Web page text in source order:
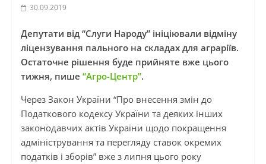
30.09.2019
Депутати від “Слуги Народу” ініціювали відміну
ліцензування пального на складах для аграріїв.
Остаточне рішення буде прийняте вже цього
тижня, пише “Агро-Центр”.
Через Закон України “Про внесення змін до
Податкового кодексу України та деяких інших
законодавчих актів України щодо покращення
адміністрування та перегляду ставок окремих
податків і зборів” вже з липня цього року